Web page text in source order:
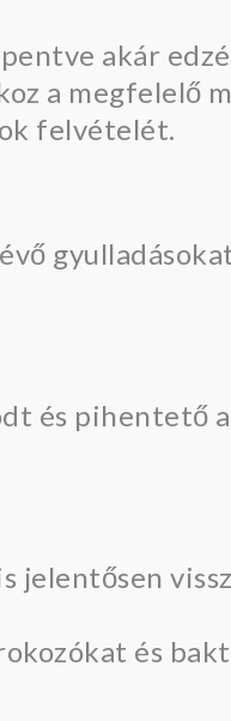
akár
a megfelelő
felvételét.
és pihentető
jelentősen
és